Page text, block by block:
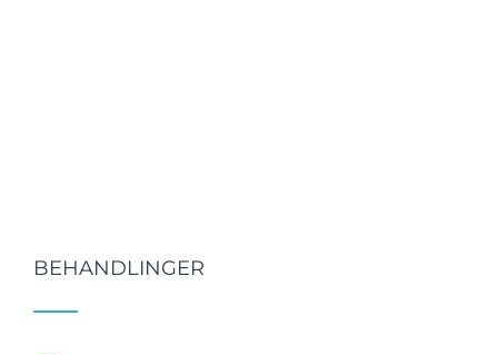
BEHANDLINGER